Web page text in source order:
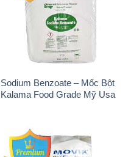
Sodium Benzoate – Mốc Bột
Kalama Food Grade Mỹ Usa